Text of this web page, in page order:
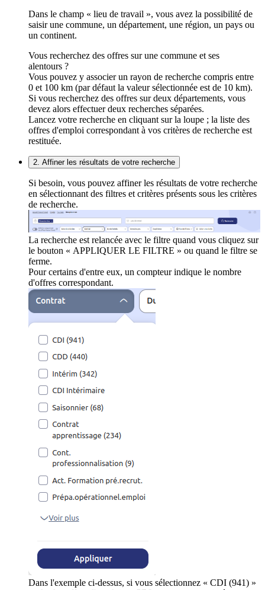
Dans le champ « lieu de travail », vous avez la possibilité de
saisir une commune, un département, une région, un pays ou
un continent.
Vous recherchez des offres sur une commune et ses
alentours ?
Vous pouvez y associer un rayon de recherche compris entre
0 et 100 km (par défaut la valeur sélectionnée est de 10 km).
Si vous recherchez des offres sur deux départements, vous
devez alors effectuer deux recherches séparées.
Lancez votre recherche en cliquant sur la loupe ; la liste des
offres d'emploi correspondant à vos critères de recherche est
restituée.
2. Affiner les résultats de votre recherche
Si besoin, vous pouvez affiner les résultats de votre recherche
en sélectionnant des filtres et critères présents sous les critères
de recherche.
La recherche est relancée avec le filtre quand vous cliquez sur
le bouton « APPLIQUER LE FILTRE » ou quand le filtre se
ferme.
Pour certains d'entre eux, un compteur indique le nombre
d'offres correspondant.
Dans l'exemple ci-dessus, si vous sélectionnez « CDI (941) »